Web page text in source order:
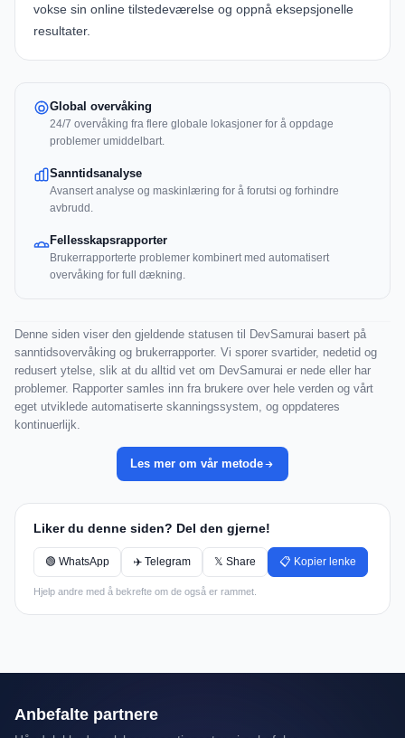
vokse sin online tilstedeværelse og oppnå eksepsjonelle
resultater.
Global overvåking
24/7 overvåking fra flere globale lokasjoner for å oppdage
problemer umiddelbart.
Sanntidsanalyse
Avansert analyse og maskinlæring for å forutsi og forhindre
avbrudd.
Fellesskapsrapporter
Brukerrapporterte problemer kombinert med automatisert
overvåking for full dækning.
Denne siden viser den gjeldende statusen til DevSamurai basert på
sanntidsovervåking og brukerrapporter. Vi sporer svartider, nedetid og
redusert ytelse, slik at du alltid vet om DevSamurai er nede eller har
problemer. Rapporter samles inn fra brukere over hele verden og vårt
eget utviklede automatiserte skanningssystem, og oppdateres
kontinuerlijk.
Les mer om vår metode
Liker du denne siden? Del den gjerne!
🟢 WhatsApp ✈️ Telegram 𝕏 Share 📋 Kopier lenke
Hjelp andre med å bekrefte om de også er rammet.
Anbefalte partnere